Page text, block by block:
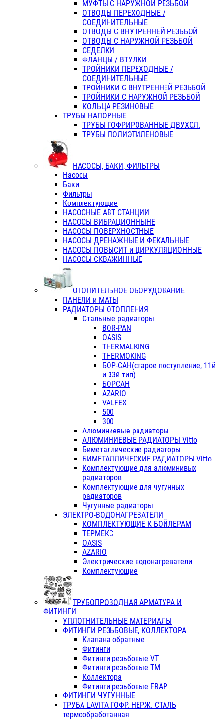
МУФТЫ С НАРУЖНОЙ РЕЗЬБОЙ
ОТВОДЫ ПЕРЕХОДНЫЕ /
СОЕДИНИТЕЛЬНЫЕ
ОТВОДЫ С ВНУТРЕННЕЙ РЕЗЬБОЙ
ОТВОДЫ С НАРУЖНОЙ РЕЗЬБОЙ
СЕДЕЛКИ
ФЛАНЦЫ / ВТУЛКИ
ТРОЙНИКИ ПЕРЕХОДНЫЕ /
СОЕДИНИТЕЛЬНЫЕ
ТРОЙНИКИ С ВНУТРЕННЕЙ РЕЗЬБОЙ
ТРОЙНИКИ С НАРУЖНОЙ РЕЗЬБОЙ
КОЛЬЦА РЕЗИНОВЫЕ
ТРУБЫ НАПОРНЫЕ
ТРУБЫ ГОФРИРОВАННЫЕ ДВУХСЛ.
ТРУБЫ ПОЛИЭТИЛЕНОВЫЕ
НАСОСЫ, БАКИ, ФИЛЬТРЫ
Насосы
Баки
Фильтры
Комплектующие
НАСОСНЫЕ АВТ СТАНЦИИ
НАСОСЫ ВИБРАЦИОННЫНЕ
НАСОСЫ ПОВЕРХНОСТНЫЕ
НАСОСЫ ДРЕНАЖНЫЕ И ФЕКАЛЬНЫЕ
НАСОСЫ ПОВЫСИТ и ЦИРКУЛЯЦИОННЫЕ
НАСОСЫ СКВАЖИННЫЕ
ОТОПИТЕЛЬНОЕ ОБОРУДОВАНИЕ
ПАНЕЛИ и МАТЫ
РАДИАТОРЫ ОТОПЛЕНИЯ
Стальные радиаторы
BOR-PAN
OASIS
THERMALKING
THERMOKING
БОР-САН(старое поступление, 11й
и 33й тип)
БОРСАН
AZARIO
VALFEX
500
300
Алюминиевые радиаторы
АЛЮМИНИЕВЫЕ РАДИАТОРЫ Vitto
Биметаллические радиаторы
БИМЕТАЛЛИЧЕСКИЕ РАДИАТОРЫ Vitto
Комплектующие для алюминивых
радиаторов
Комплектующие для чугунных
радиаторов
Чугунные радиаторы
ЭЛЕКТРО-ВОДОНАГРЕВАТЕЛИ
КОМПЛЕКТУЮЩИЕ К БОЙЛЕРАМ
ТЕРМЕКС
OASIS
AZARIO
Электрические водонагреватели
Комплектующие
ТРУБОПРОВОДНАЯ АРМАТУРА И
ФИТИНГИ
УПЛОТНИТЕЛЬНЫЕ МАТЕРИАЛЫ
ФИТИНГИ РЕЗЬБОВЫЕ, КОЛЛЕКТОРА
Клапана обратные
Фитинги
Фитинги резьбовые VT
Фитинги резьбовые ТМ
Коллектора
Фитинги резьбовые FRAP
ФИТИНГИ ЧУГУННЫЕ
ТРУБА LAVITA ГОФР. НЕРЖ. СТАЛЬ
термообработанная